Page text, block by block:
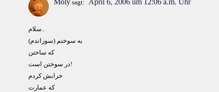
sagt:
سلام..
به سوختم (سوزاندم)
كه ساختن
در سوختن است!
خرابش كردم
كه عمارت